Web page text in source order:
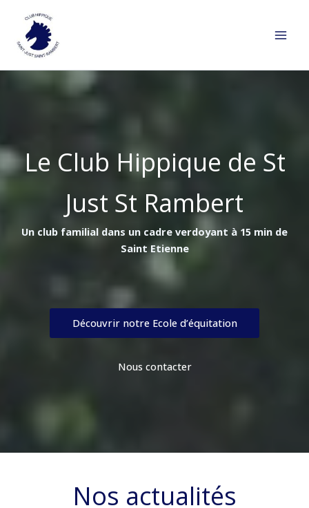
contenu
Le Club Hippique de St
Just St Rambert
Un club familial dans un cadre verdoyant à 15 min de
Saint Etienne
Découvrir notre Ecole d’équitation
Nous contacter
Nos actualités